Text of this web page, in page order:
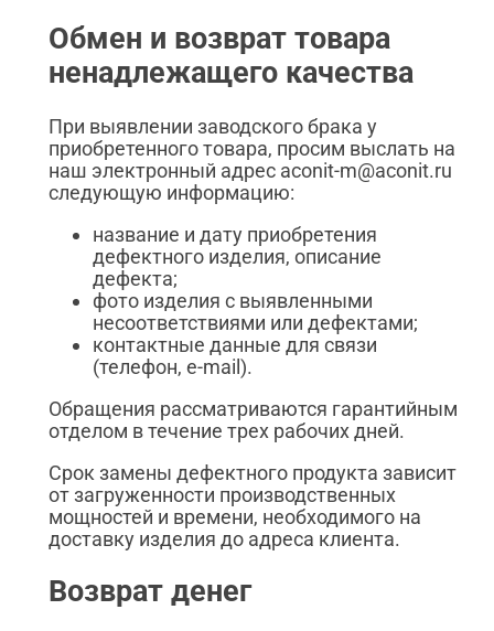
Обмен и возврат товара
ненадлежащего качества
При выявлении заводского брака у
приобретенного товара, просим выслать на
наш электронный адрес aconit-m@aconit.ru
следующую информацию:
название и дату приобретения
дефектного изделия, описание
дефекта;
фото изделия с выявленными
несоответствиями или дефектами;
контактные данные для связи
(телефон, e-mail).
Обращения рассматриваются гарантийным
отделом в течение трех рабочих дней.
Срок замены дефектного продукта зависит
от загруженности производственных
мощностей и времени, необходимого на
доставку изделия до адреса клиента.
Возврат денег